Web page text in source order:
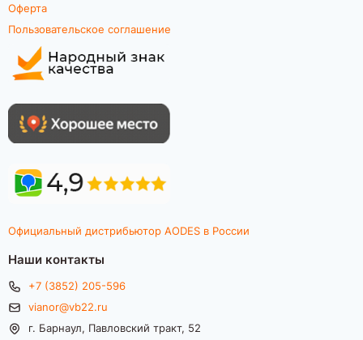
Оферта
Пользовательское соглашение
Официальный дистрибьютор AODES в России
Наши контакты
+7 (3852) 205-596
vianor@vb22.ru
г. Барнаул, Павловский тракт, 52